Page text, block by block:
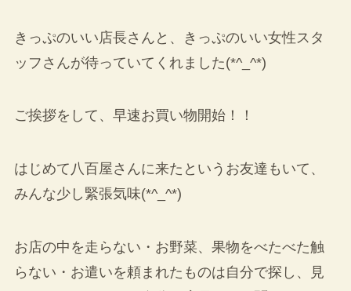
きっぷのいい店長さんと、きっぷのいい女性スタ
ッフさんが待っていてくれました(*^_^*)
ご挨拶をして、早速お買い物開始！！
はじめて八百屋さんに来たというお友達もいて、
みんな少し緊張気味(*^_^*)
お店の中を走らない・お野菜、果物をべたべた触
らない・お遣いを頼まれたものは自分で探し、見